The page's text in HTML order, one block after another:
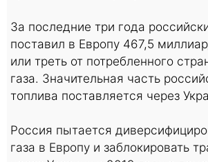
За последние три года
поставил в Европу 467,5
или треть от потребленного
газа. Значительная часть
топлива поставляется через
Россия пытается
газа в Европу и заблокировать